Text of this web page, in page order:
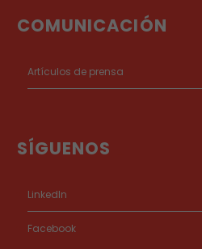
COMUNICACIÓN
Artículos de prensa
SÍGUENOS
LinkedIn
Facebook